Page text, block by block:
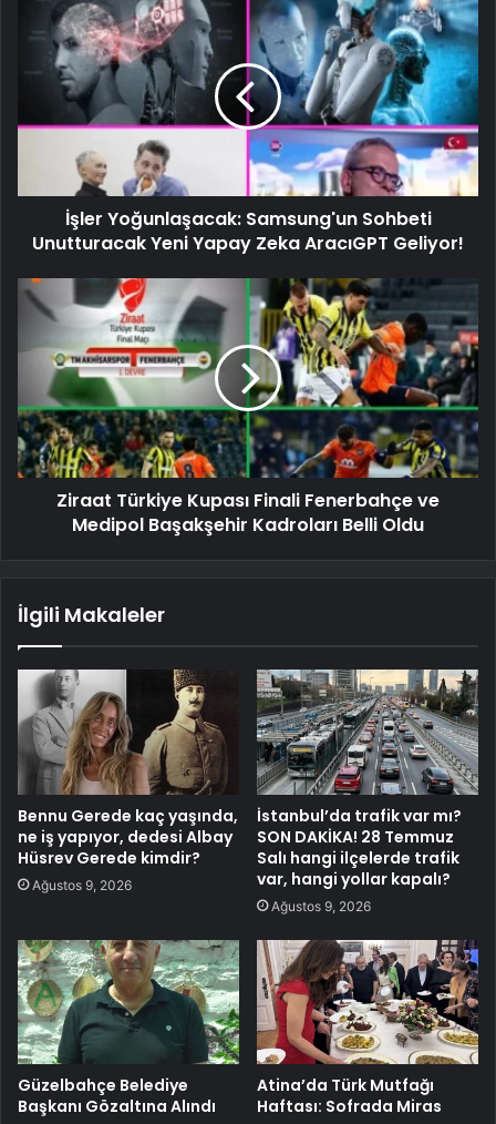
İşler Yoğunlaşacak: Samsung'un Sohbeti
Unutturacak Yeni Yapay Zeka AracıGPT Geliyor!
Ziraat Türkiye Kupası Finali Fenerbahçe ve
Medipol Başakşehir Kadroları Belli Oldu
İlgili Makaleler
Bennu Gerede kaç yaşında,
ne iş yapıyor, dedesi Albay
Hüsrev Gerede kimdir?
Ağustos 9, 2026
İstanbul’da trafik var mı?
SON DAKİKA! 28 Temmuz
Salı hangi ilçelerde trafik
var, hangi yollar kapalı?
Ağustos 9, 2026
Güzelbahçe Belediye
Başkanı Gözaltına Alındı
Atina’da Türk Mutfağı
Haftası: Sofrada Miras